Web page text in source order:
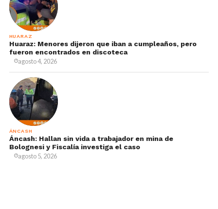
HUARAZ
Huaraz: Menores dijeron que iban a cumpleaños, pero
fueron encontrados en discoteca
agosto 4, 2026
ÁNCASH
Áncash: Hallan sin vida a trabajador en mina de
Bolognesi y Fiscalía investiga el caso
agosto 5, 2026